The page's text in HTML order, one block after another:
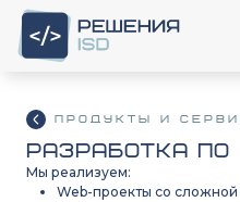
Продукты и
Разработка ПО
Мы реализуем:
Web-проекты со